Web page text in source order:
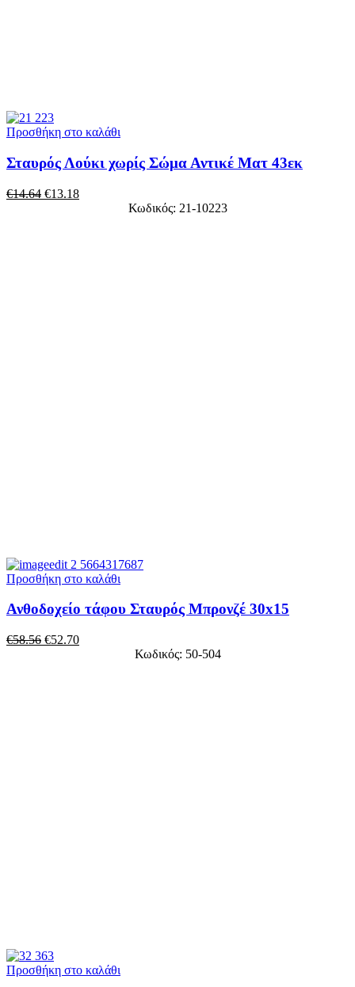
Προσθήκη στο καλάθι
Σταυρός Λούκι χωρίς Σώμα Αντικέ Ματ 43εκ
€14.64 €13.18
Κωδικός: 21-10223
Προσθήκη στο καλάθι
Ανθοδοχείο τάφου Σταυρός Μπρονζέ 30x15
€58.56 €52.70
Κωδικός: 50-504
Προσθήκη στο καλάθι